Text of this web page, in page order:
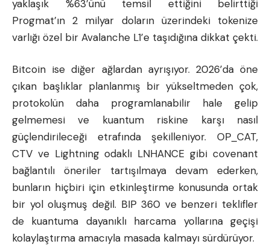
yaklaşık %63’ünü temsil ettiğini belirttiği
Progmat’ın 2 milyar doların üzerindeki tokenize
varlığı özel bir Avalanche L1’e taşıdığına dikkat çekti.
Bitcoin ise diğer ağlardan ayrışıyor. 2026’da öne
çıkan başlıklar planlanmış bir yükseltmeden çok,
protokolün daha programlanabilir hale gelip
gelmemesi ve kuantum riskine karşı nasıl
güçlendirileceği etrafında şekilleniyor. OP_CAT,
CTV ve Lightning odaklı LNHANCE gibi covenant
bağlantılı öneriler tartışılmaya devam ederken,
bunların hiçbiri için etkinleştirme konusunda ortak
bir yol oluşmuş değil. BIP 360 ve benzeri teklifler
de kuantuma dayanıklı harcama yollarına geçişi
kolaylaştırma amacıyla masada kalmayı sürdürüyor.